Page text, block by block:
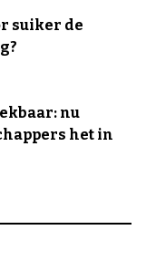
suiker de
nu
het in